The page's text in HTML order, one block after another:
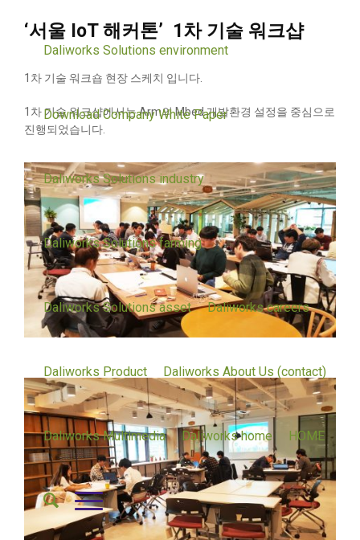
Daliworks Solutions environment
Download Company White Paper
Daliworks Solutions industry
Daliworks Solutions farming
Daliworks Solutions asset Daliworks careers
Daliworks Product Daliworks About Us (contact)
Daliworks Multimedia Daliworks home HOME
‘서울 IoT 해커톤’ 1차 기술 워크샵
1차 기술 워크숍 현장 스케치 입니다.
1차 기술 워크샵에서는 Arm의 Mbed 개발환경 설정을 중심으로
진행되었습니다.